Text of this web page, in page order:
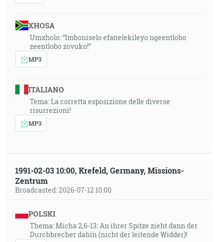
XHOSA
Umxholo: “Imboniselo efanelekileyo ngeentlobo
zeentlobo zovuko!”
MP3
ITALIANO
Tema: La corretta esposizione delle diverse
risurrezioni!
MP3
1991-02-03 10:00, Krefeld, Germany, Missions-
Zentrum
Broadcasted: 2026-07-12 10:00
POLSKI
Thema: Micha 2,6-13: An ihrer Spitze zieht dann der
Durchbrecher dahin (nicht der leitende Widder)!